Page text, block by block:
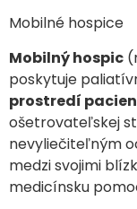
Mobilné hospice
Mobilný hospic
poskytuje
prostredí
ošetrovateľskej
nevyliečiteľným
medzi svojimi
medicínsku